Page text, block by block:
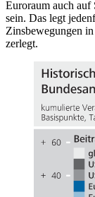
Euroraum auch auf
sein. Das legt
Zinsbewegungen
zerlegt.